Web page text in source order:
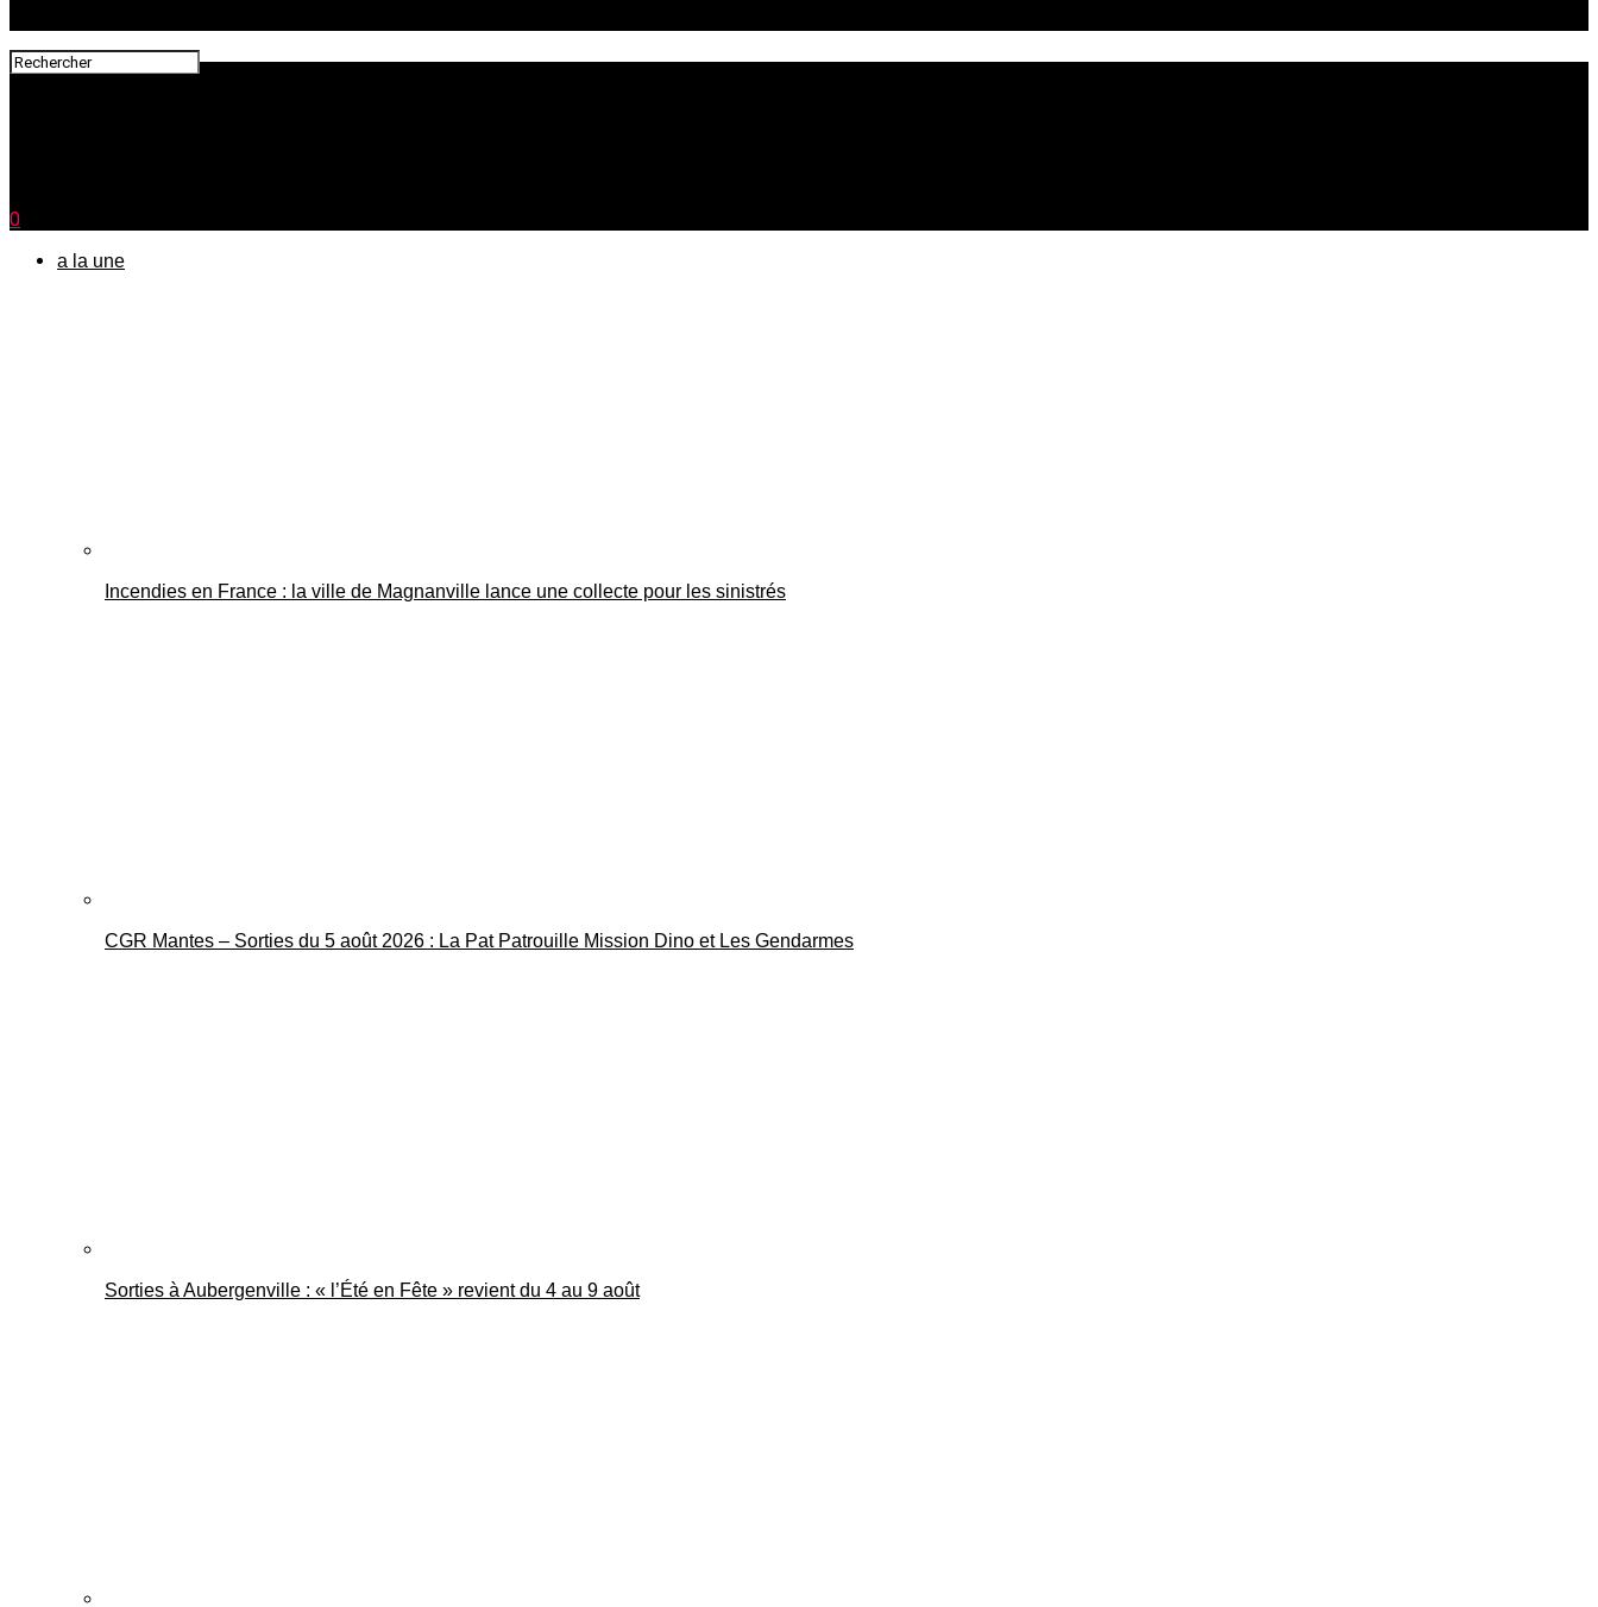
0
a la une
Incendies en France : la ville de Magnanville lance une collecte pour les sinistrés
CGR Mantes – Sorties du 5 août 2026 : La Pat Patrouille Mission Dino et Les Gendarmes
Sorties à Aubergenville : « l’Été en Fête » revient du 4 au 9 août